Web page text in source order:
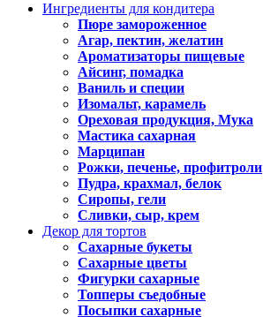
Ингредиенты для кондитера
Пюре замороженное
Агар, пектин, желатин
Ароматизаторы пищевые
Айсинг, помадка
Ваниль и специи
Изомальт, карамель
Ореховая продукция, Мука
Мастика сахарная
Марципан
Рожки, печенье, профитроли
Пудра, крахмал, белок
Сиропы, гели
Сливки, сыр, крем
Декор для тортов
Сахарные букеты
Сахарные цветы
Фигурки сахарные
Топперы съедобные
Посыпки сахарные